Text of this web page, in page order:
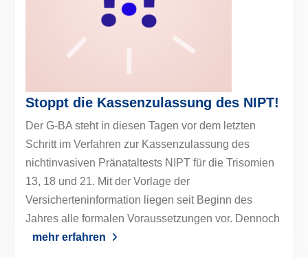
Stoppt die Kassenzulassung des NIPT!
Der G-BA steht in diesen Tagen vor dem letzten
Schritt im Verfahren zur Kassenzulassung des
nichtinvasiven Pränataltests NIPT für die Trisomien
13, 18 und 21. Mit der Vorlage der
Versicherteninformation liegen seit Beginn des
Jahres alle formalen Voraussetzungen vor. Dennoch
mehr erfahren